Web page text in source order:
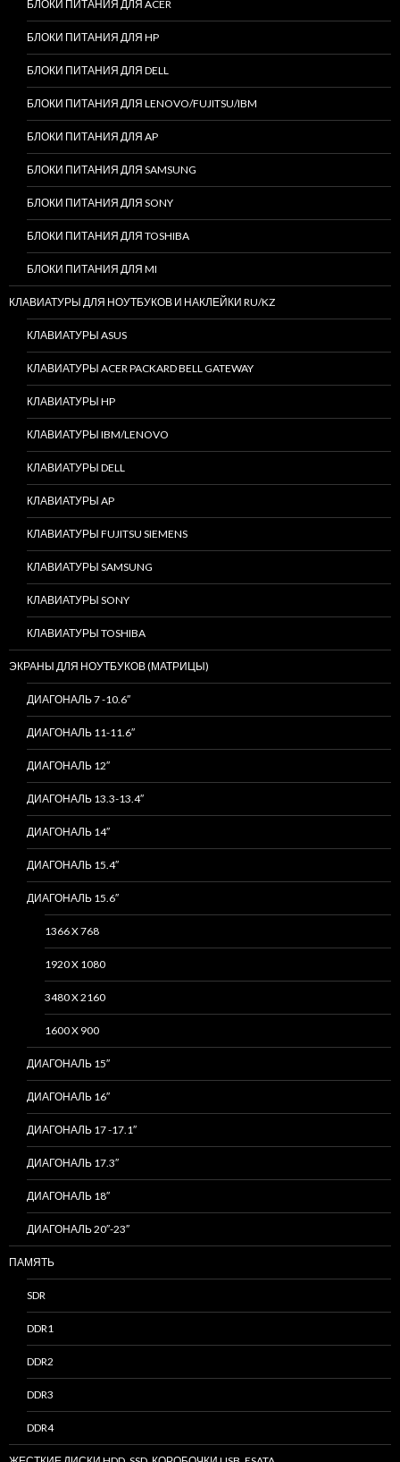
БЛОКИ ПИТАНИЯ ДЛЯ ACER
БЛОКИ ПИТАНИЯ ДЛЯ HP
БЛОКИ ПИТАНИЯ ДЛЯ DELL
БЛОКИ ПИТАНИЯ ДЛЯ LENOVO/FUJITSU/IBM
БЛОКИ ПИТАНИЯ ДЛЯ AP
БЛОКИ ПИТАНИЯ ДЛЯ SAMSUNG
БЛОКИ ПИТАНИЯ ДЛЯ SONY
БЛОКИ ПИТАНИЯ ДЛЯ TOSHIBA
БЛОКИ ПИТАНИЯ ДЛЯ MI
КЛАВИАТУРЫ ДЛЯ НОУТБУКОВ И НАКЛЕЙКИ RU/KZ
КЛАВИАТУРЫ ASUS
КЛАВИАТУРЫ ACER PACKARD BELL GATEWAY
КЛАВИАТУРЫ HP
КЛАВИАТУРЫ IBM/LENOVO
КЛАВИАТУРЫ DELL
КЛАВИАТУРЫ AP
КЛАВИАТУРЫ FUJITSU SIEMENS
КЛАВИАТУРЫ SAMSUNG
КЛАВИАТУРЫ SONY
КЛАВИАТУРЫ TOSHIBA
ЭКРАНЫ ДЛЯ НОУТБУКОВ (МАТРИЦЫ)
ДИАГОНАЛЬ 7 -10.6″
ДИАГОНАЛЬ 11-11.6″
ДИАГОНАЛЬ 12″
ДИАГОНАЛЬ 13.3-13.4″
ДИАГОНАЛЬ 14″
ДИАГОНАЛЬ 15.4″
ДИАГОНАЛЬ 15.6″
1366 X 768
1920 X 1080
3480 X 2160
1600 X 900
ДИАГОНАЛЬ 15″
ДИАГОНАЛЬ 16″
ДИАГОНАЛЬ 17 -17.1″
ДИАГОНАЛЬ 17.3″
ДИАГОНАЛЬ 18″
ДИАГОНАЛЬ 20″-23″
ПАМЯТЬ
SDR
DDR1
DDR2
DDR3
DDR4